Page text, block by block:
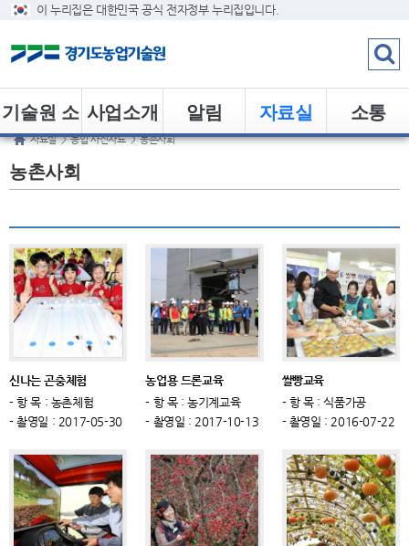
이 누리집은 대한민국 공식 전자정부 누리집입니다.
소통
자료실
알림
사업소개
기술원 소
개
자료실 > 농업 사진자료 > 농촌사회
농촌사회
신나는 곤충체험
- 항 목 : 농촌체험
- 촬영일 : 2017-05-30
농업용 드론교육
- 항 목 : 농기계교육
- 촬영일 : 2017-10-13
쌀빵교육
- 항 목 : 식품가공
- 촬영일 : 2016-07-22